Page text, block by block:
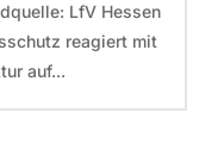
LfV Hessen
reagiert mit
auf...